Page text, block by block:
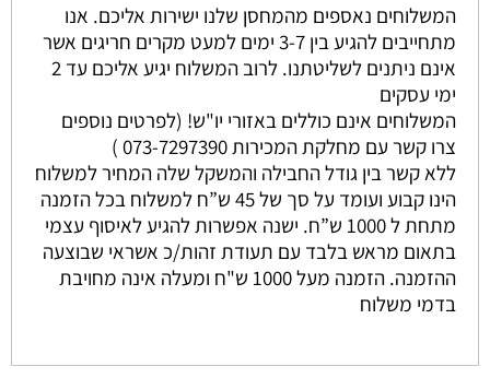
המשלוחים נאספים מהמחסן שלנו ישירות אליכם. אנו
מתחייבים להגיע בין 3-7 ימים למעט מקרים חריגים אשר
אינם ניתנים לשליטתנו. לרוב המשלוח יגיע אליכם עד 2
ימי עסקים
המשלוחים אינם כוללים באזורי יו"ש! (לפרטים נוספים
צרו קשר עם מחלקת המכירות 073-7297390 )
ללא קשר בין גודל החבילה והמשקל שלה המחיר למשלוח
הינו קבוע ועומד על סך של 45 ש”ח למשלוח בכל הזמנה
מתחת ל 1000 ש”ח. ישנה אפשרות להגיע לאיסוף עצמי
בתאום מראש בלבד עם תעודת זהות/כ אשראי שבוצעה
ההזמנה. הזמנה מעל 1000 ש"ח ומעלה אינה מחויבת
בדמי משלוח